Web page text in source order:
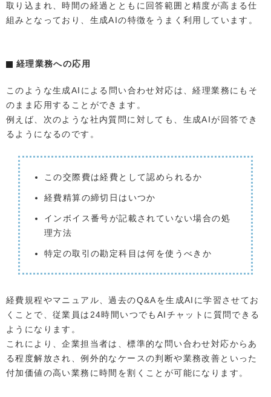
取り込まれ、時間の経過とともに回答範囲と精度が高まる仕
組みとなっており、生成AIの特徴をうまく利用しています。
経理業務への応用
このような生成AIによる問い合わせ対応は、経理業務にもそ
のまま応用することができます。
例えば、次のような社内質問に対しても、生成AIが回答でき
るようになるのです。
この交際費は経費として認められるか
経費精算の締切日はいつか
インボイス番号が記載されていない場合の処
理方法
特定の取引の勘定科目は何を使うべきか
経費規程やマニュアル、過去のQ&Aを生成AIに学習させてお
くことで、従業員は24時間いつでもAIチャットに質問できる
ようになります。
これにより、企業担当者は、標準的な問い合わせ対応からあ
る程度解放され、例外的なケースの判断や業務改善といった
付加価値の高い業務に時間を割くことが可能になります。